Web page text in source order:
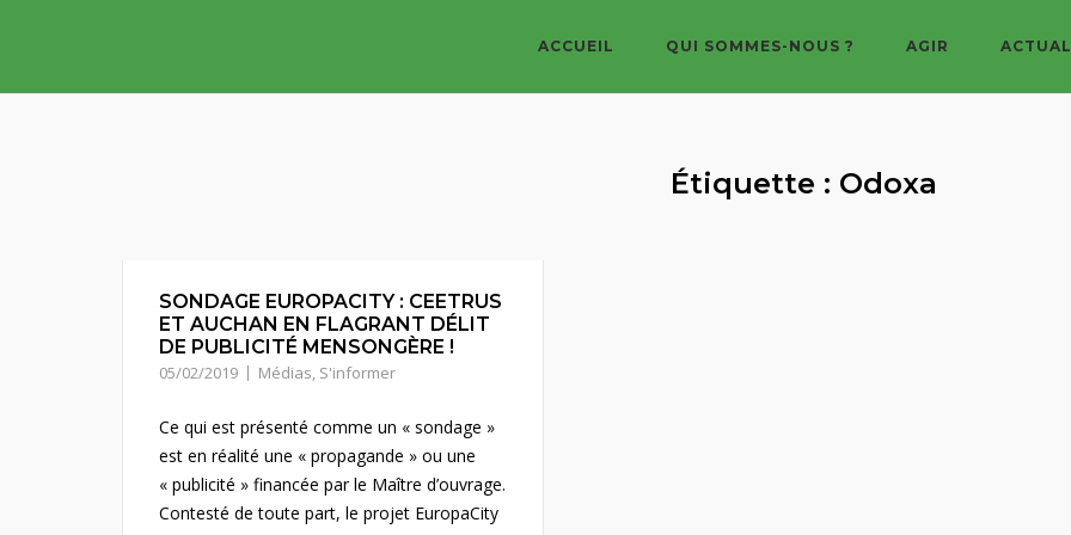
ACCUEIL QUI SOMMES-NOUS ? AGIR
Étiquette : Odoxa
SONDAGE EUROPACITY : CEETRUS
ET AUCHAN EN FLAGRANT DÉLIT
DE PUBLICITÉ MENSONGÈRE !
05/02/2019 Médias, S'informer
Ce qui est présenté comme un « sondage »
est en réalité une « propagande » ou une
« publicité » financée par le Maître d’ouvrage.
Contesté de toute part, le projet EuropaCity